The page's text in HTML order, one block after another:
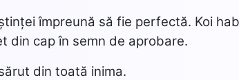
împreună să fie perfectă. Koi
din cap în semn de aprobare.
din toată inima.